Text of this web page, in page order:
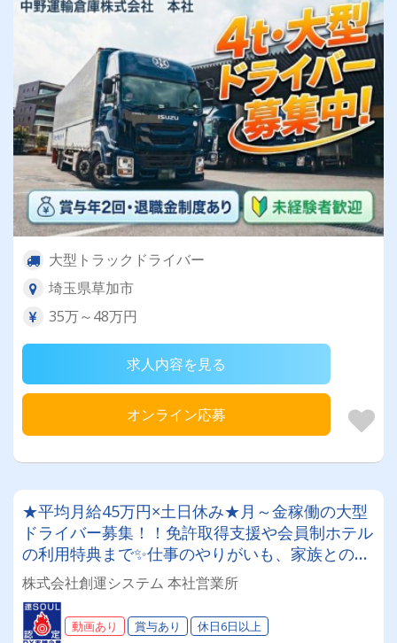
大型トラックドライバー
埼玉県草加市
35万～48万円
求人内容を見る
オンライン応募
★平均月給45万円×土日休み★月～金稼働の大型
ドライバー募集！！免許取得支援や会員制ホテル
の利用特典まで✨仕事のやりがいも、家族との時
間も、どちらも妥協したくないあなたへ◎
株式会社創運システム 本社営業所
動画あり 賞与あり 休日6日以上